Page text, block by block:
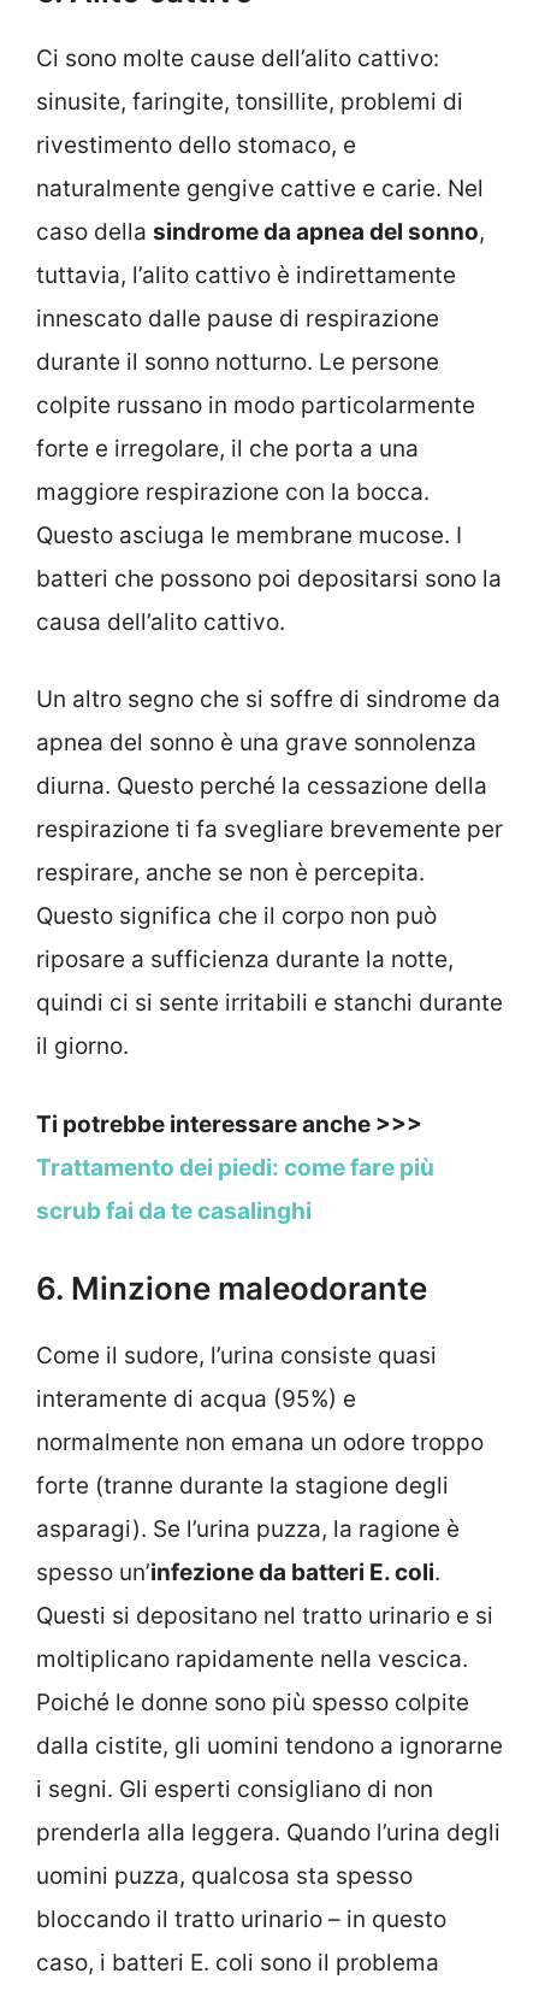
Ci sono molte cause dell’alito cattivo:
sinusite, faringite, tonsillite, problemi di
rivestimento dello stomaco, e
naturalmente gengive cattive e carie. Nel
caso della sindrome da apnea del sonno,
tuttavia, l’alito cattivo è indirettamente
innescato dalle pause di respirazione
durante il sonno notturno. Le persone
colpite russano in modo particolarmente
forte e irregolare, il che porta a una
maggiore respirazione con la bocca.
Questo asciuga le membrane mucose. I
batteri che possono poi depositarsi sono la
causa dell’alito cattivo.
Un altro segno che si soffre di sindrome da
apnea del sonno è una grave sonnolenza
diurna. Questo perché la cessazione della
respirazione ti fa svegliare brevemente per
respirare, anche se non è percepita.
Questo significa che il corpo non può
riposare a sufficienza durante la notte,
quindi ci si sente irritabili e stanchi durante
il giorno.
Ti potrebbe interessare anche >>>
Trattamento dei piedi: come fare più
scrub fai da te casalinghi
6. Minzione maleodorante
Come il sudore, l’urina consiste quasi
interamente di acqua (95%) e
normalmente non emana un odore troppo
forte (tranne durante la stagione degli
asparagi). Se l’urina puzza, la ragione è
spesso un’infezione da batteri E. coli.
Questi si depositano nel tratto urinario e si
moltiplicano rapidamente nella vescica.
Poiché le donne sono più spesso colpite
dalla cistite, gli uomini tendono a ignorarne
i segni. Gli esperti consigliano di non
prenderla alla leggera. Quando l’urina degli
uomini puzza, qualcosa sta spesso
bloccando il tratto urinario – in questo
caso, i batteri E. coli sono il problema